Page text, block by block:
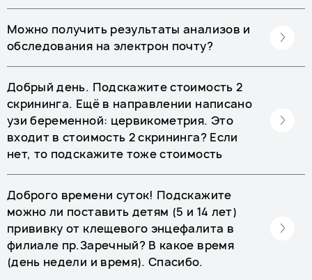
Можно получить результаты анализов и
обследования на электрон почту?
Добрый день. Подскажите стоимость 2
скрининга. Ещё в направлении написано
узи беременной: цервикометрия. Это
входит в стоимость 2 скрининга? Если
нет, то подскажите тоже стоимость
Доброго времени суток! Подскажите
можно ли поставить детям (5 и 14 лет)
прививку от клещевого энцефалита в
филиале пр.Заречный? В какое время
(день недели и время). Спасибо.